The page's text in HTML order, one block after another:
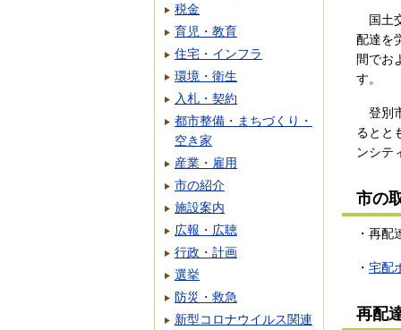
国土
配達を
間でお
す。
登別
るとと
ンシテ
市の
・再
・ 宅配
再配
税金
育児・教育
住宅・インフラ
環境・衛生
入札・契約
都市整備・まちづくり・
空き家
産業・雇用
市の紹介
施設案内
広報・広聴
行政・計画
選挙
防災・救急
新型コロナウイルス関連